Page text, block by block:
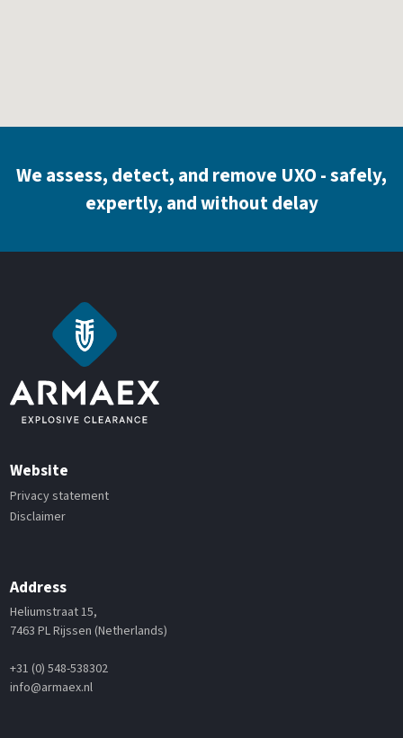
We assess, detect, and remove UXO - safely,
expertly, and without delay
Website
Privacy statement
Disclaimer
Address
Heliumstraat 15,
7463 PL Rijssen (Netherlands)
+31 (0) 548-538302
info@armaex.nl